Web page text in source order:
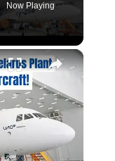
Now Playing